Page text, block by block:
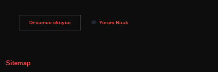
Devamını okuyunSimyacilarinYorum Bırak
Sitemap